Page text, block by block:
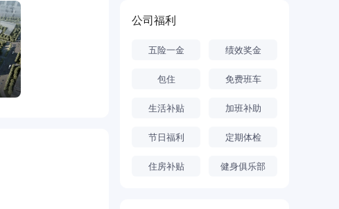
公司福利
五险一金 绩效奖金
包住 免费班车
生活补贴 加班补助
节日福利 定期体检
住房补贴 健身俱乐部